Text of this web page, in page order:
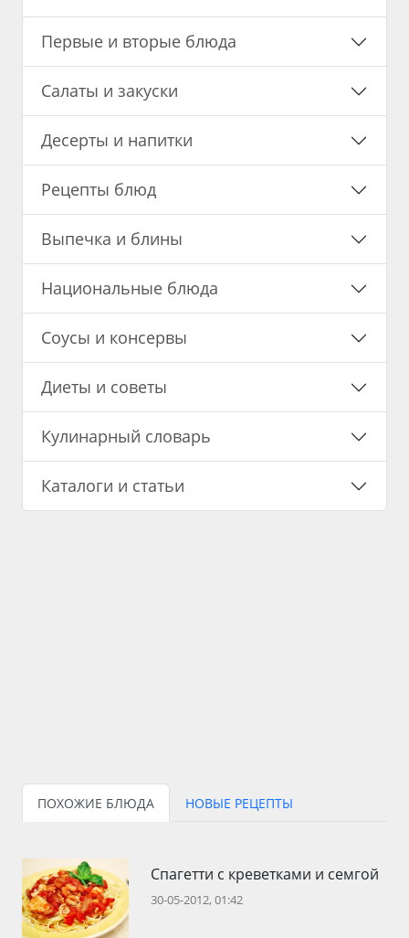
Первые и вторые блюда
Салаты и закуски
Десерты и напитки
Рецепты блюд
Выпечка и блины
Национальные блюда
Соусы и консервы
Диеты и советы
Кулинарный словарь
Каталоги и статьи
ПОХОЖИЕ БЛЮДА НОВЫЕ РЕЦЕПТЫ
Спагетти с креветками и семгой
30-05-2012, 01:42